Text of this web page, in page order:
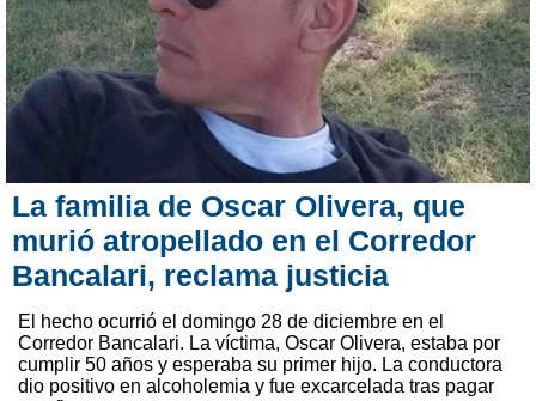
La familia de Oscar Olivera, que
murió atropellado en el Corredor
Bancalari, reclama justicia
El hecho ocurrió el domingo 28 de diciembre en el
Corredor Bancalari. La víctima, Oscar Olivera, estaba por
cumplir 50 años y esperaba su primer hijo. La conductora
dio positivo en alcoholemia y fue excarcelada tras pagar